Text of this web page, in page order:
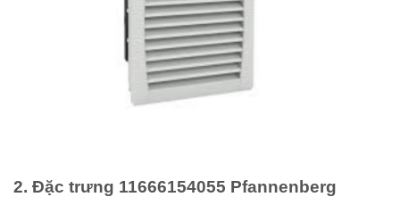
2. Đặc trưng 11666154055 Pfannenberg